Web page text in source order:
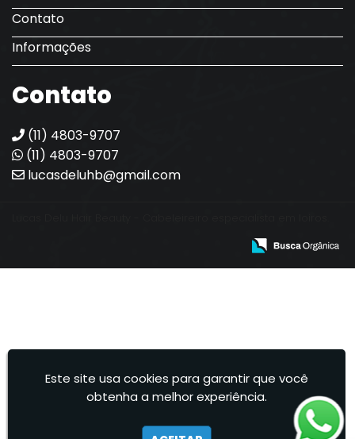
Contato
Informações
Contato
(11) 4803-9707
(11) 4803-9707
lucasdeluhb@gmail.com
Este site usa cookies para garantir que você
obtenha a melhor experiência.